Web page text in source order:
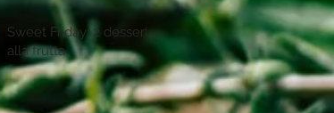
Sweet Friday: 2 desserts
alla frutta